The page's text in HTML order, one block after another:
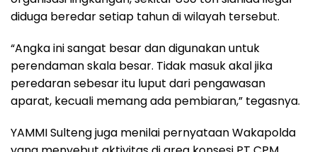
diduga beredar setiap tahun di wilayah tersebut.
“Angka ini sangat besar dan digunakan untuk
perendaman skala besar. Tidak masuk akal jika
peredaran sebesar itu luput dari pengawasan
aparat, kecuali memang ada pembiaran,” tegasnya.
YAMMI Sulteng juga menilai pernyataan Wakapolda